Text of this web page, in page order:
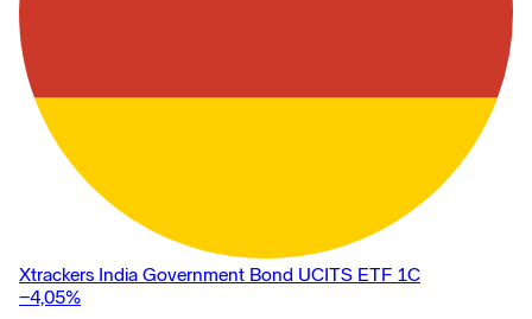
Xtrackers India Government Bond UCITS ETF 1C
−4,05%